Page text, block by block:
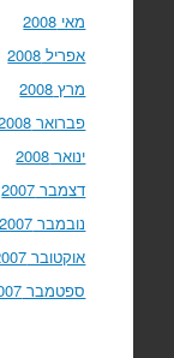
מאי 2008
אפריל 2008
מרץ 2008
פברואר 2008
ינואר 2008
דצמבר 2007
נובמבר 2007
אוקטובר 2007
ספטמבר 2007